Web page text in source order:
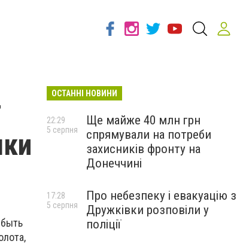
ОСТАННІ НОВИНИ
Ще майже 40 млн грн
спрямували на потреби
захисників фронту на
Донеччині
22:29
5 серпня
Про небезпеку і евакуацію з
Дружківки розповіли у
поліції
17:28
5 серпня